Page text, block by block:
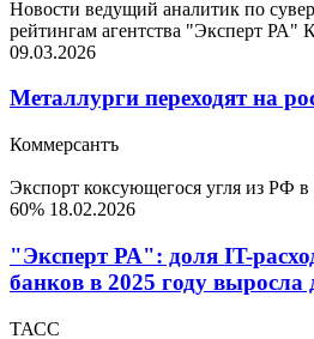
Новости ведущий аналитик по
рейтингам агентства "Эксперт РА"
09.03.2026
Металлурги переходят на
Коммерсантъ
Экспорт коксующегося угля из РФ
60% 18.02.2026
"Эксперт РА": доля IT-
банков в 2025 году выросла
ТАСС